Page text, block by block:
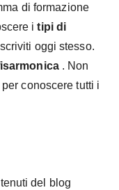
di formazione
itipi di
oggi stesso.
. Non
conoscere tutti i
del blog